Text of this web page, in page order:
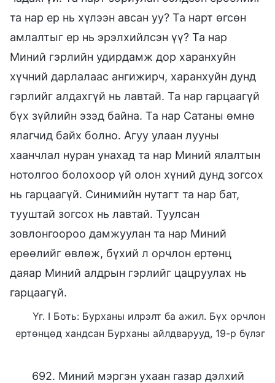
та нар ер нь хүлээн авсан уу? Та нарт өгсөн
амлалтыг ер нь эрэлхийлсэн үү? Та нар
Миний гэрлийн удирдамж дор харанхуйн
хүчний дарлалаас ангижирч, харанхуйн дунд
гэрлийг алдахгүй нь лавтай. Та нар гарцаагүй
бүх зүйлийн эзэд байна. Та нар Сатаны өмнө
ялагчид байх болно. Агуу улаан лууны
хаанчлал нуран унахад та нар Миний ялалтын
нотолгоо болохоор үй олон хүний дунд зогсох
нь гарцаагүй. Синимийн нутагт та нар бат,
тууштай зогсох нь лавтай. Туулсан
зовлонгоороо дамжуулан та нар Миний
ерөөлийг өвлөж, бүхий л орчлон ертөнц
даяар Миний алдрын гэрлийг цацруулах нь
гарцаагүй.
Үг. I Боть: Бурханы илрэлт ба ажил. Бүх орчлон
ертөнцөд хандсан Бурханы айлдварууд, 19-р бүлэг
692. Миний мэргэн ухаан газар дэлхий